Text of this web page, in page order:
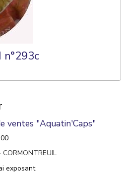
PIERRE MIGNON n°293c
ventes "Aquatin'Caps"
exposant